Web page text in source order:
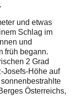
und etwas
Schlag im
und
früh begann.
2 Grad
Josefs-Höhe auf
Österreichs,